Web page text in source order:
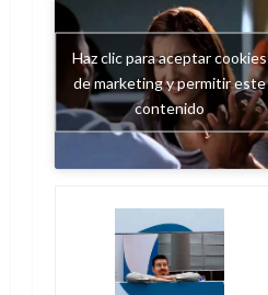
Haz clic para aceptar cookies
de marketing y permitir este
contenido